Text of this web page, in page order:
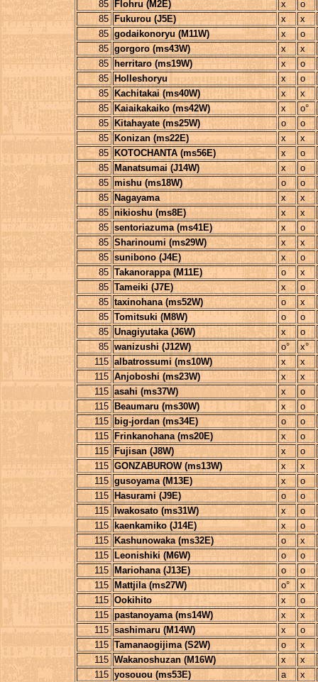
85 Flohru (M2E) x
o
85
Fukurou (J5E) x
x
85 godaikonoryu (M11W) x
o
85 gorgoro (ms43W) x
x
85
herritaro (ms19W) x
o
85
Holleshoryu x
o
85
Kachitakai (ms40W) x
x
85
Kaiaikakaiko (ms42W) x
o°
85
Kitahayate (ms25W) o
o
85
Konizan (ms22E) x
x
85
KOTOCHANTA (ms56E) x
o
85
Manatsumai (J14W) x
o
85 mishu (ms18W) o
o
85 Nagayama x
x
85 nikioshu (ms8E) x
x
85 sentoriazuma (ms41E) x
o
85 Sharinoumi (ms29W) x
x
85 sunibono (J4E) x
o
85 Takanorappa (M11E) o
x
85 Tameiki (J7E) x
o
85 taxinohana (ms52W) o
x
85 Tomitsuki (M8W) o
o
85 Unagiyutaka (J6W) x
o
85 wanizushi (J12W) o°
x°
115 albatrossumi (ms10W) x
x
115 Anjoboshi (ms23W) x
x
115 asahi (ms37W) x
o
115
Beaumaru (ms30W) x
o
115
big-jordan (ms34E) o
o
115
Frinkanohana (ms20E) x
o
115
Fujisan (J8W) x
o
115 GONZABUROW (ms13W) x
x
115 gusoyama (M13E) x
o
115
Hasurami (J9E) o
o
115
Iwakosato (ms31W) x
o
115
kaenkamiko (J14E) x
o
115
Kashunowaka (ms32E) o
x
115
Leonishiki (M6W) o
o
115
Mariohana (J13E) o
o
115
Mattjila (ms27W) o°
x
115 Ookihito x
o
115 pastanoyama (ms14W) x
x
115 sashimaru (M14W) x
o
115 Tamanaogijima (S2W) o
x
115 Wakanoshuzan (M16W) x
x
115 yosouou (ms53E) a
x